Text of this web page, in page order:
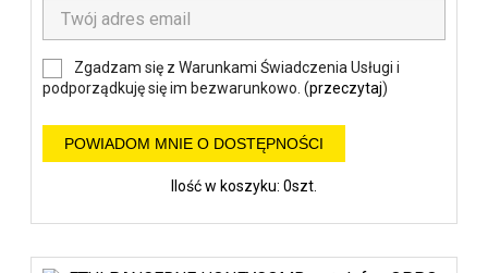
Zgadzam się z Warunkami Świadczenia Usługi i
podporządkuję się im bezwarunkowo. (przeczytaj)
POWIADOM MNIE O DOSTĘPNOŚCI
Ilość w koszyku: 0szt.